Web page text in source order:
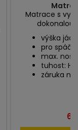
Matrace s
dokonalou
výška
pro
max.
tuhost:
záruka na
6